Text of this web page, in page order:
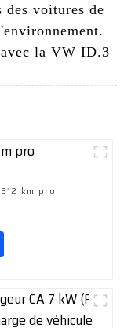
des voitures de
la VW ID.3
km pro